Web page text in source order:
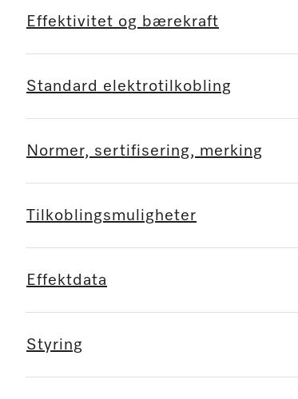
Effektivitet og bærekraft
Standard elektrotilkobling
Normer, sertifisering, merking
Tilkoblingsmuligheter
Effektdata
Styring